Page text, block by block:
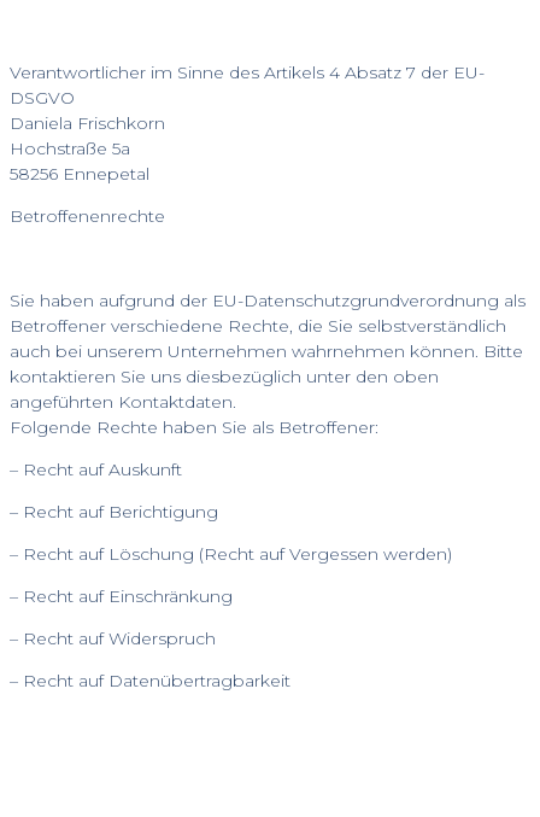
Verantwortlicher im Sinne des Artikels 4 Absatz 7 der EU-
DSGVO
Daniela Frischkorn
Hochstraße 5a
58256 Ennepetal
Betroffenenrechte
Sie haben aufgrund der EU-Datenschutzgrundverordnung als
Betroffener verschiedene Rechte, die Sie selbstverständlich
auch bei unserem Unternehmen wahrnehmen können. Bitte
kontaktieren Sie uns diesbezüglich unter den oben
angeführten Kontaktdaten.
Folgende Rechte haben Sie als Betroffener:
– Recht auf Auskunft
– Recht auf Berichtigung
– Recht auf Löschung (Recht auf Vergessen werden)
– Recht auf Einschränkung
– Recht auf Widerspruch
– Recht auf Datenübertragbarkeit